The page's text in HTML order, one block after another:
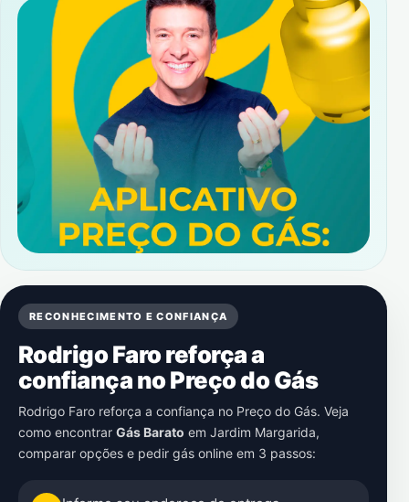
RECONHECIMENTO E CONFIANÇA
Rodrigo Faro reforça a
confiança no Preço do Gás
Rodrigo Faro reforça a confiança no Preço do Gás. Veja
como encontrar Gás Barato em Jardim Margarida,
comparar opções e pedir gás online em 3 passos: